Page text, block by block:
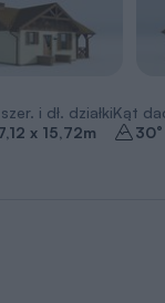
i dł. działki
x 15,72m
Kąt
30°